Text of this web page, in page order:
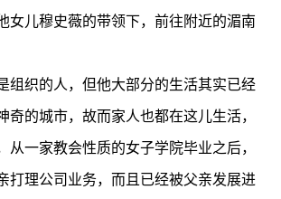
女儿穆史薇的带领下，前往附近的湄南
织的人，但他大部分的生活其实已经
奇的城市，故而家人也都在这儿生活，
从一家教会性质的女子学院毕业之后，
打理公司业务，而且已经被父亲发展进